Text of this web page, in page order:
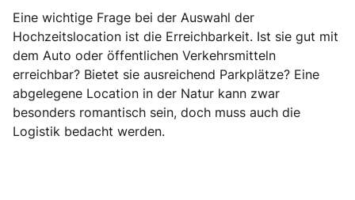
Eine wichtige Frage bei der Auswahl der
Hochzeitslocation ist die Erreichbarkeit. Ist sie gut mit
dem Auto oder öffentlichen Verkehrsmitteln
erreichbar? Bietet sie ausreichend Parkplätze? Eine
abgelegene Location in der Natur kann zwar
besonders romantisch sein, doch muss auch die
Logistik bedacht werden.